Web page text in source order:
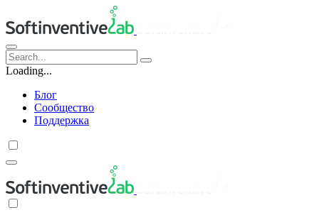
Loading...
Блог
Сообщество
Поддержка